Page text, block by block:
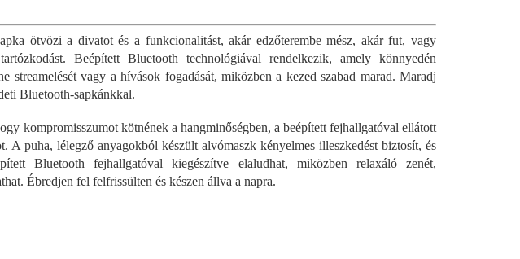
i
s
t
a
i
r
n
y
í
t
ötvözi a divatot és a funkcionalitást, akár edzőterembe mész, akár fut, vagy
Beépített Bluetooth technológiával rendelkezik, amely könnyedén
streamelését vagy a hívások fogadását, miközben a kezed szabad marad. Maradj
Bluetooth-sapkánkkal.
kompromisszumot kötnének a hangminőségben, a beépített fejhallgatóval ellátott
A puha, lélegző anyagokból készült alvómaszk kényelmes illeszkedést biztosít, és
Bluetooth fejhallgatóval kiegészítve elaludhat, miközben relaxáló zenét,
Ébredjen fel felfrissülten és készen állva a napra.